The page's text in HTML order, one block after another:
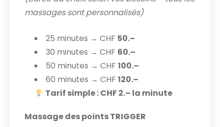
massages sont personnalisés)
25 minutes → CHF 50.–
30 minutes → CHF 60.–
50 minutes → CHF 100.–
60 minutes → CHF 120.–
Tarif simple : CHF 2.– la minute
Massage des points TRIGGER